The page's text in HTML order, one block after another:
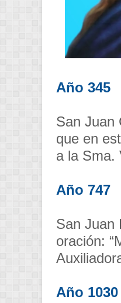
Año 345
San Juan
que en
a la Sma.
Año 747
San Juan
oración:
Año 1030